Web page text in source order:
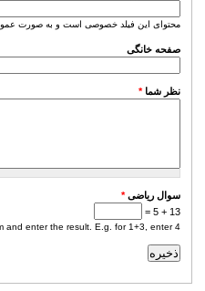
محتوای این فیلد خصوصی است و به صورت
صفحه خانگی
نظر شما*
سوال ریاضی*
13 + 5 =
and enter the result. E.g. for 1+3, enter 4.